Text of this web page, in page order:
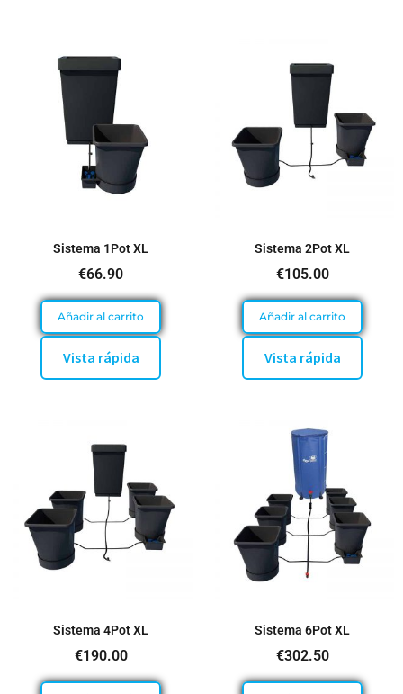
Sistema 1Pot XL
€66.90
Añadir al carrito
Vista rápida
Sistema 2Pot XL
€105.00
Añadir al carrito
Vista rápida
Sistema 4Pot XL
€190.00
Sistema 6Pot XL
€302.50